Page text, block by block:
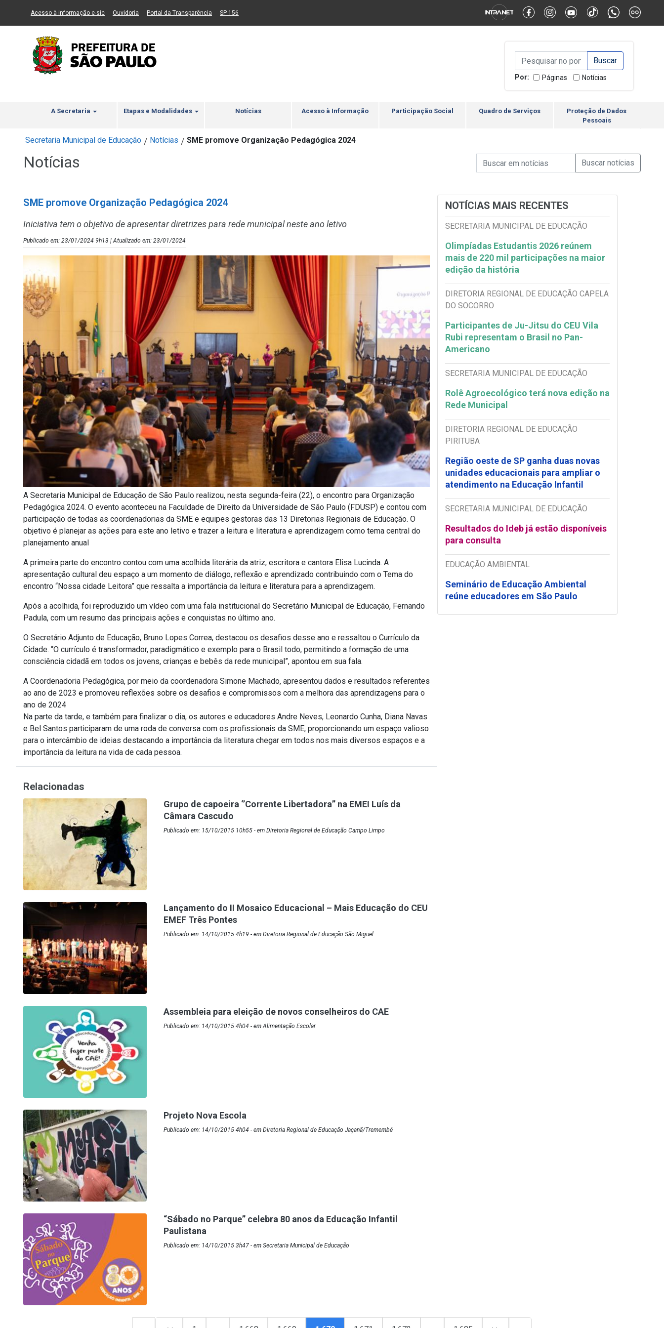
Ir ao Conteúdo Ir para menu principal 2 Ir para busca Ir para rodapé Alternar Alto Contraste Alternar Tamanho da Fonte
Acesso à informação e-sic(Link para um novo sítio)
Ouvidoria (Link para um novo sítio)
Portal da Transparência (Link para um novo sítio)
SP 156
Campo de Busca de
Campo de Busca de informaçõesEnviar a Busca
Por: Páginas Notícias
A Secretaria Etapas e Modalidades Notícias Acesso à Informação Participação Social Quadro de Serviços
Proteção de Dados
Pessoais
Secretaria Municipal de Educação / Notícias / SME promove Organização Pedagógica 2024
Notícias Campo de Busca de Notícias
Campo de Busca de informaçõesEnviar a Busca de
SME promove Organização Pedagógica 2024
Iniciativa tem o objetivo de apresentar diretrizes para rede municipal neste ano letivo
Publicado em: 23/01/2024 9h13 | Atualizado em: 23/01/2024
A Secretaria Municipal de Educação de São Paulo realizou, nesta segunda-feira (22), o encontro para Organização
Pedagógica 2024. O evento aconteceu na Faculdade de Direito da Universidade de São Paulo (FDUSP) e contou com
participação de todas as coordenadorias da SME e equipes gestoras das 13 Diretorias Regionais de Educação. O
objetivo é planejar as ações para este ano letivo e trazer a leitura e literatura e aprendizagem como tema central do
planejamento anual
A primeira parte do encontro contou com uma acolhida literária da atriz, escritora e cantora Elisa Lucinda. A
apresentação cultural deu espaço a um momento de diálogo, reflexão e aprendizado contribuindo com o Tema do
encontro “Nossa cidade Leitora” que ressalta a importância da leitura e literatura para a aprendizagem.
Após a acolhida, foi reproduzido um vídeo com uma fala institucional do Secretário Municipal de Educação, Fernando
Padula, com um resumo das principais ações e conquistas no último ano.
O Secretário Adjunto de Educação, Bruno Lopes Correa, destacou os desafios desse ano e ressaltou o Currículo da
Cidade. “O currículo é transformador, paradigmático e exemplo para o Brasil todo, permitindo a formação de uma
consciência cidadã em todos os jovens, crianças e bebês da rede municipal”, apontou em sua fala.
A Coordenadoria Pedagógica, por meio da coordenadora Simone Machado, apresentou dados e resultados referentes
ao ano de 2023 e promoveu reflexões sobre os desafios e compromissos com a melhora das aprendizagens para o
ano de 2024
Na parte da tarde, e também para finalizar o dia, os autores e educadores Andre Neves, Leonardo Cunha, Diana Navas
e Bel Santos participaram de uma roda de conversa com os profissionais da SME, proporcionando um espaço valioso
para o intercâmbio de ideias destacando a importância da literatura chegar em todos nos mais diversos espaços e a
importância da leitura na vida de cada pessoa.
NOTÍCIAS MAIS RECENTES
SECRETARIA MUNICIPAL DE EDUCAÇÃO
Olimpíadas Estudantis 2026 reúnem
mais de 220 mil participações na maior
edição da história
DIRETORIA REGIONAL DE EDUCAÇÃO CAPELA
DO SOCORRO
Participantes de Ju-Jitsu do CEU Vila
Rubi representam o Brasil no Pan-
Americano
SECRETARIA MUNICIPAL DE EDUCAÇÃO
Rolê Agroecológico terá nova edição na
Rede Municipal
DIRETORIA REGIONAL DE EDUCAÇÃO
PIRITUBA
Região oeste de SP ganha duas novas
unidades educacionais para ampliar o
atendimento na Educação Infantil
SECRETARIA MUNICIPAL DE EDUCAÇÃO
Resultados do Ideb já estão disponíveis
para consulta
EDUCAÇÃO AMBIENTAL
Seminário de Educação Ambiental
reúne educadores em São Paulo
Relacionadas
Grupo de capoeira ‘’Corrente Libertadora’’ na EMEI Luís da
Câmara Cascudo
Publicado em: 15/10/2015 10h55 - em Diretoria Regional de Educação Campo Limpo
Lançamento do II Mosaico Educacional – Mais Educação do CEU
EMEF Três Pontes
Publicado em: 14/10/2015 4h19 - em Diretoria Regional de Educação São Miguel
Assembleia para eleição de novos conselheiros do CAE
Publicado em: 14/10/2015 4h04 - em Alimentação Escolar
Projeto Nova Escola
Publicado em: 14/10/2015 4h04 - em Diretoria Regional de Educação Jaçanã/Tremembé
“Sábado no Parque” celebra 80 anos da Educação Infantil
Paulistana
Publicado em: 14/10/2015 3h47 - em Secretaria Municipal de Educação